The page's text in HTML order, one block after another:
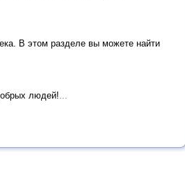
В этом разделе вы можете найти
людей!